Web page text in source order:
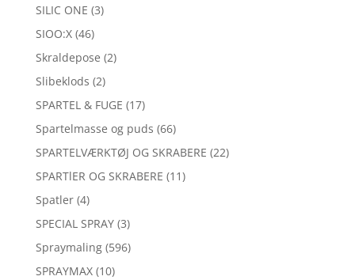
SILIC ONE (3)
SIOO:X (46)
Skraldepose (2)
Slibeklods (2)
SPARTEL & FUGE (17)
Spartelmasse og puds (66)
SPARTELVÆRKTØJ OG SKRABERE (22)
SPARTlER OG SKRABERE (11)
Spatler (4)
SPECIAL SPRAY (3)
Spraymaling (596)
SPRAYMAX (10)